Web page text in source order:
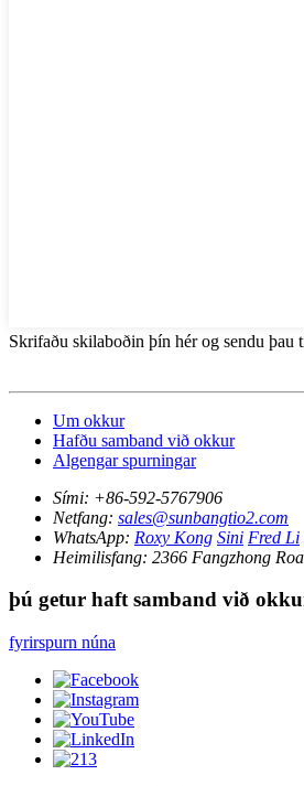
Skrifaðu skilaboðin þín hér og sendu þau
Um okkur
Hafðu samband við okkur
Algengar spurningar
Sími: +86-592-5767906
Netfang: sales@sunbangtio2.com
WhatsApp: Roxy Kong Sini Fred Li
Heimilisfang: 2366 Fangzhong
þú getur haft samband við
fyrirspurn núna